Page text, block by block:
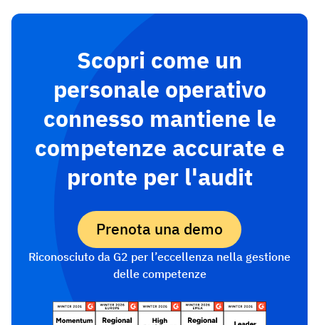
Scopri come un
personale operativo
connesso mantiene le
competenze accurate e
pronte per l'audit
Prenota una demo
Riconosciuto da G2 per l’eccellenza nella gestione
delle competenze